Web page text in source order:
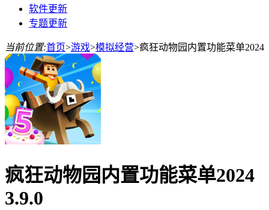
软件更新
专题更新
当前位置:首页>游戏>模拟经营>疯狂动物园内置功能菜单2024
疯狂动物园内置功能菜单2024
3.9.0